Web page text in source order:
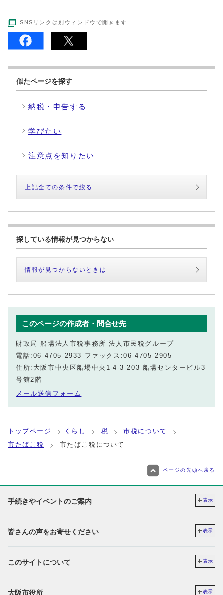
SNSリンクは別ウィンドウで開きます
似たページを探す
納税・申告する
学びたい
注意点を知りたい
上記全ての条件で絞る
探している情報が見つからない
情報が見つからないときは
このページの作成者・問合せ先
財政局 船場法人市税事務所 法人市民税グループ
電話:06-4705-2933 ファックス:06-4705-2905
住所:大阪市中央区船場中央1-4-3-203 船場センタービル3
号館2階
メール送信フォーム
トップページ くらし 税
市税について
市たばこ税
市たばこ税について
ページの先頭へ戻る
手続きやイベントのご案内 表示
皆さんの声をお寄せください 表示
このサイトについて 表示
大阪市役所 表示